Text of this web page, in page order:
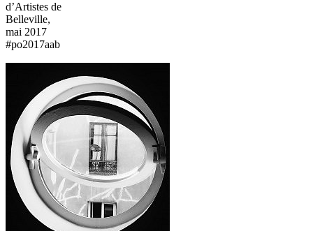
d’Artistes de
Belleville,
mai 2017
#po2017aab